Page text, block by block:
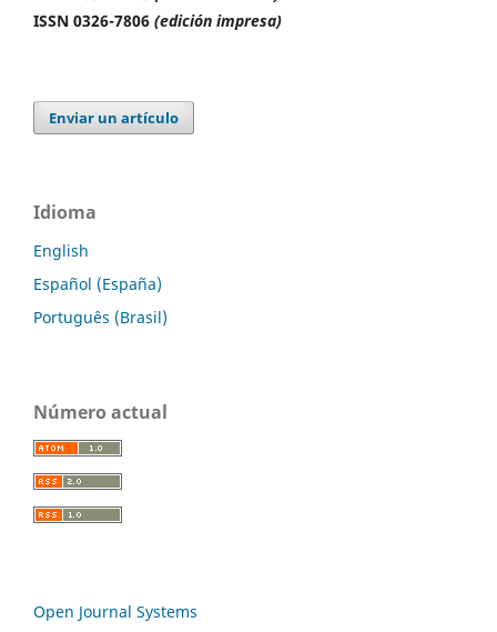
ISSN 0326-7806 (edición impresa)
Enviar un artículo
Idioma
English
Español (España)
Português (Brasil)
Número actual
Open Journal Systems